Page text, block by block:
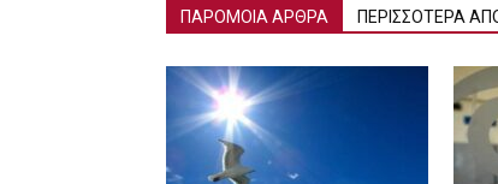
ΠΑΡΟΜΟΙΑ ΑΡΘΡΑ ΠΕΡΙΣΣΟΤΕΡΑ